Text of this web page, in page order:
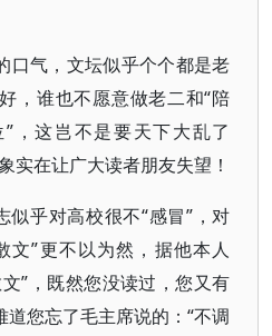
口气，文坛似乎个个都是老
，谁也不愿意做老二和“陪
，这岂不是要天下大乱了
实在让广大读者朋友失望！
似乎对高校很不“感冒”，对
文”更不以为然，据他本人
”，既然您没读过，您又有
您忘了毛主席说的：“不调